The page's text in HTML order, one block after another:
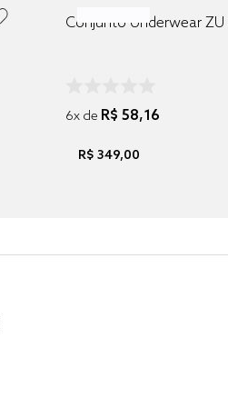
Conjunto Underwear
6x de R$ 58,16
R$ 349,00